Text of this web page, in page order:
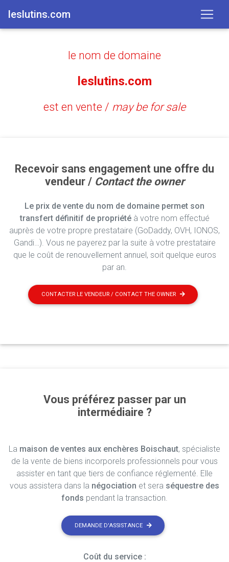
leslutins.com
le nom de domaine
leslutins.com
est en vente / may be for sale
Recevoir sans engagement une offre du
vendeur / Contact the owner
Le prix de vente du nom de domaine permet son
transfert définitif de propriétéà votre nom effectué
auprès de votre propre prestataire (GoDaddy, OVH, IONOS,
Gandi…). Vous ne payerez par la suite à votre prestataire
que le coût de renouvellement annuel, soit quelque euros
par an.
CONTACTER LE VENDEUR / CONTACT THE OWNER
Vous préférez passer par un
intermédiaire ?
La maison de ventes aux enchères Boischaut, spécialiste
de la vente de biens incorporels professionnels pour vous
assister en tant que tiers de confiance réglementé. Elle
vous assistera dans la négociation et sera séquestre des
fonds pendant la transaction.
DEMANDE D'ASSISTANCE
Coût du service :